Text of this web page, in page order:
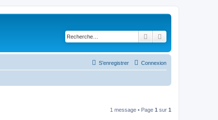
Rechercher
Connexion
S’enregistrer
1 message • Page 1 sur 1